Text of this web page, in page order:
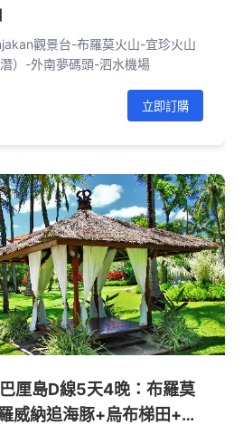
觀景台-布羅莫火山-宜珍火山
）-外南夢碼頭-泗水機場
立即訂購
厘島D線5天4晚：布羅莫
威納追海豚+烏布梯田+佩